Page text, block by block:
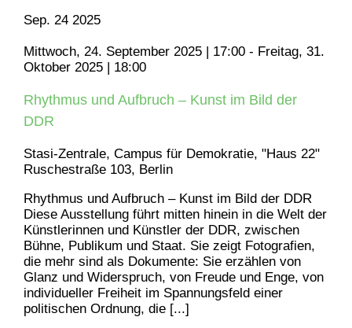
Sep. 24 2025
Mittwoch, 24. September 2025 | 17:00 - Freitag, 31.
Oktober 2025 | 18:00
Rhythmus und Aufbruch – Kunst im Bild der
DDR
Stasi-Zentrale, Campus für Demokratie, "Haus 22"
Ruschestraße 103, Berlin
Rhythmus und Aufbruch – Kunst im Bild der DDR
Diese Ausstellung führt mitten hinein in die Welt der
Künstlerinnen und Künstler der DDR, zwischen
Bühne, Publikum und Staat. Sie zeigt Fotografien,
die mehr sind als Dokumente: Sie erzählen von
Glanz und Widerspruch, von Freude und Enge, von
individueller Freiheit im Spannungsfeld einer
politischen Ordnung, die [...]